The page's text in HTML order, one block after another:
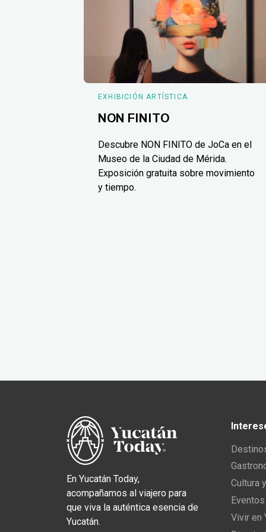
EXHIBICIÓN ARTÍSTICA
NON FINITO
Descubre NON FINITO de JoCa en el
Museo de la Ciudad de Mérida.
Exposición gratuita sobre movimiento
y tiempo.
En Yucatán Today,
acompañamos al viajero para
que viva la auténtica esencia de
Yucatán.
Cultura
Vivir en